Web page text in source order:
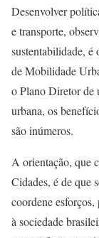
Desenvolver
e transporte,
sustentabilidade, é
de Mobilidade
o Plano Diretor de
urbana, os
são inúmeros.
A orientação, que
Cidades, é de que
coordene
à sociedade